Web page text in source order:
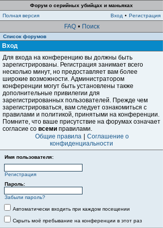
Форум о серийных убийцах и маньяках
Полная версия
Вход • Регистрация
FAQ • Поиск
Список форумов
Вход
Для входа на конференцию вы должны быть
зарегистрированы. Регистрация занимает всего
несколько минут, но предоставляет вам более
широкие возможности. Администратором
конференции могут быть установлены также
дополнительные привилегии для
зарегистрированных пользователей. Прежде чем
зарегистрироваться, вам следует ознакомиться с
правилами и политикой, принятыми на конференции.
Помните, что ваше присутствие на форумах означает
согласие со всеми правилами.
Общие правила
Соглашение о
конфиденциальности
Имя пользователя:
Регистрация
Пароль:
Забыли пароль?
Автоматически входить при каждом посещении
Скрыть моё пребывание на конференции в этот раз